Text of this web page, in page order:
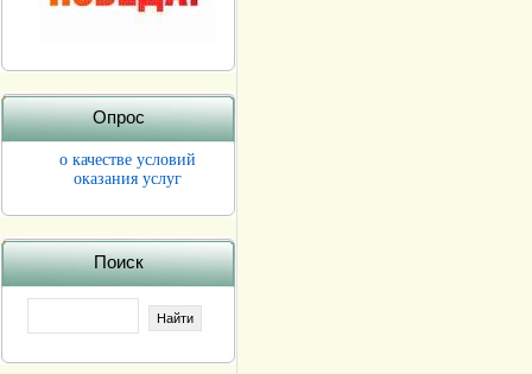
Опрос
о качестве условий
оказания услуг
Поиск